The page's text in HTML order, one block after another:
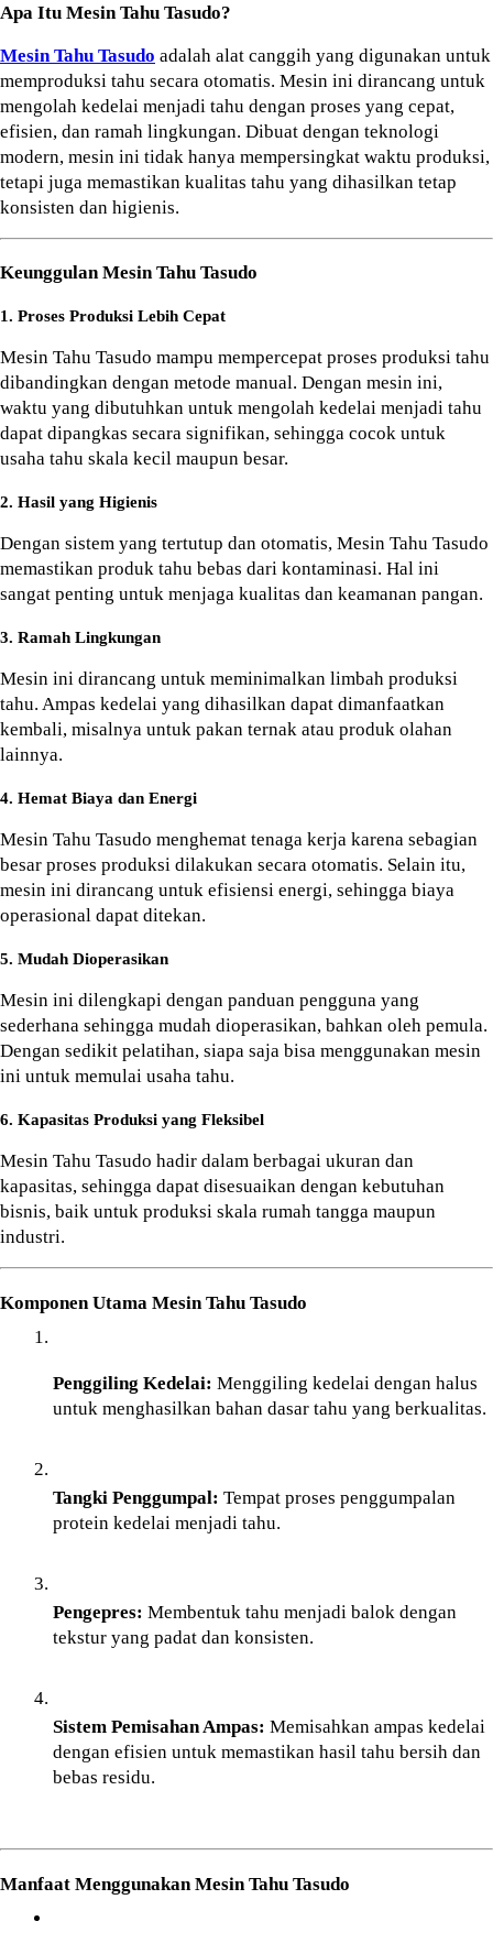
Apa Itu Mesin Tahu Tasudo?
Mesin Tahu Tasudo adalah alat canggih yang digunakan untuk
memproduksi tahu secara otomatis. Mesin ini dirancang untuk
mengolah kedelai menjadi tahu dengan proses yang cepat,
efisien, dan ramah lingkungan. Dibuat dengan teknologi
modern, mesin ini tidak hanya mempersingkat waktu produksi,
tetapi juga memastikan kualitas tahu yang dihasilkan tetap
konsisten dan higienis.
Keunggulan Mesin Tahu Tasudo
1. Proses Produksi Lebih Cepat
Mesin Tahu Tasudo mampu mempercepat proses produksi tahu
dibandingkan dengan metode manual. Dengan mesin ini,
waktu yang dibutuhkan untuk mengolah kedelai menjadi tahu
dapat dipangkas secara signifikan, sehingga cocok untuk
usaha tahu skala kecil maupun besar.
2. Hasil yang Higienis
Dengan sistem yang tertutup dan otomatis, Mesin Tahu Tasudo
memastikan produk tahu bebas dari kontaminasi. Hal ini
sangat penting untuk menjaga kualitas dan keamanan pangan.
3. Ramah Lingkungan
Mesin ini dirancang untuk meminimalkan limbah produksi
tahu. Ampas kedelai yang dihasilkan dapat dimanfaatkan
kembali, misalnya untuk pakan ternak atau produk olahan
lainnya.
4. Hemat Biaya dan Energi
Mesin Tahu Tasudo menghemat tenaga kerja karena sebagian
besar proses produksi dilakukan secara otomatis. Selain itu,
mesin ini dirancang untuk efisiensi energi, sehingga biaya
operasional dapat ditekan.
5. Mudah Dioperasikan
Mesin ini dilengkapi dengan panduan pengguna yang
sederhana sehingga mudah dioperasikan, bahkan oleh pemula.
Dengan sedikit pelatihan, siapa saja bisa menggunakan mesin
ini untuk memulai usaha tahu.
6. Kapasitas Produksi yang Fleksibel
Mesin Tahu Tasudo hadir dalam berbagai ukuran dan
kapasitas, sehingga dapat disesuaikan dengan kebutuhan
bisnis, baik untuk produksi skala rumah tangga maupun
industri.
Komponen Utama Mesin Tahu Tasudo
Penggiling Kedelai: Menggiling kedelai dengan halus
untuk menghasilkan bahan dasar tahu yang berkualitas.
Tangki Penggumpal: Tempat proses penggumpalan
protein kedelai menjadi tahu.
Pengepres: Membentuk tahu menjadi balok dengan
tekstur yang padat dan konsisten.
Sistem Pemisahan Ampas: Memisahkan ampas kedelai
dengan efisien untuk memastikan hasil tahu bersih dan
bebas residu.
Manfaat Menggunakan Mesin Tahu Tasudo